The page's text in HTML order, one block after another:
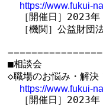
https://www.fukui-
［開催日］2023
［機関］公益財団
■相談会
◇職場のお悩み・解決
https://www.fukui-
［開催日］2023